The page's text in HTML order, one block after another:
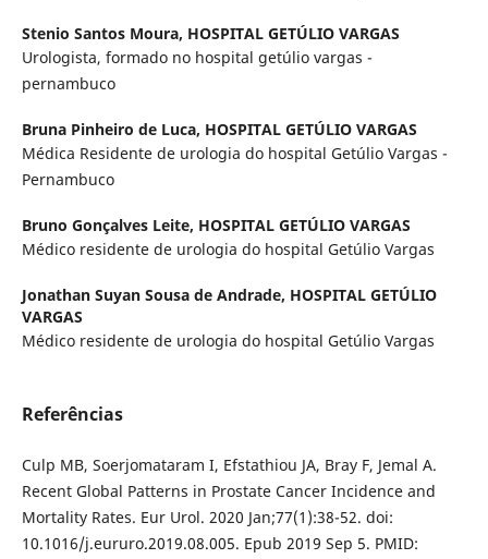
Stenio Santos Moura, HOSPITAL GETÚLIO VARGAS
Urologista, formado no hospital getúlio vargas -
pernambuco
Bruna Pinheiro de Luca, HOSPITAL GETÚLIO VARGAS
Médica Residente de urologia do hospital Getúlio Vargas -
Pernambuco
Bruno Gonçalves Leite, HOSPITAL GETÚLIO VARGAS
Médico residente de urologia do hospital Getúlio Vargas
Jonathan Suyan Sousa de Andrade, HOSPITAL GETÚLIO
VARGAS
Médico residente de urologia do hospital Getúlio Vargas
Referências
Culp MB, Soerjomataram I, Efstathiou JA, Bray F, Jemal A.
Recent Global Patterns in Prostate Cancer Incidence and
Mortality Rates. Eur Urol. 2020 Jan;77(1):38-52. doi:
10.1016/j.eururo.2019.08.005. Epub 2019 Sep 5. PMID: